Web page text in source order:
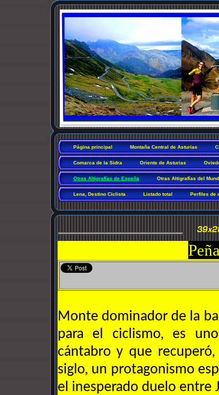
Página principal Montaña Central de Asturias
Comarca de la Sidra Oriente de Asturias
Otras Altigrafías de España Otras Altigrafías del
Lena, Destino Ciclista Listado total Perfiles de
Monte dominador de la
para el ciclismo, es
cántabro y que
siglo, un protagonismo
el inesperado duelo entre